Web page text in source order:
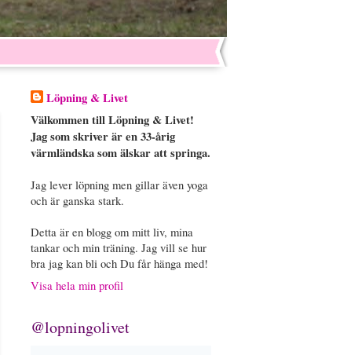
Löpning & Livet
Välkommen till Löpning & Livet!
Jag som skriver är en 33-årig
värmländska som älskar att springa.
Jag lever löpning men gillar även yoga
och är ganska stark.
Detta är en blogg om mitt liv, mina
tankar och min träning. Jag vill se hur
bra jag kan bli och Du får hänga med!
Visa hela min profil
@lopningolivet